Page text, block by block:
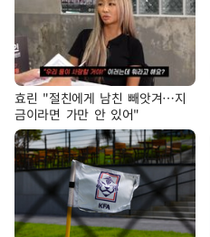
효린 "절친에게 남친 빼앗겨…지
금이라면 가만 안 있어"